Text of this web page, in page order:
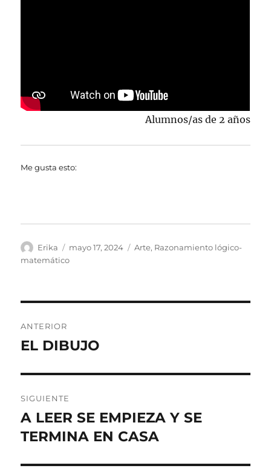
Alumnos/as de 2 años
Me gusta esto:
Autor
Erika
Publicado
el
mayo 17, 2024 Categorías
Arte, Razonamiento lógico-
matemático
de
ANTERIOR
Entrada
EL DIBUJO
SIGUIENTE
Entrada
siguiente:
A LEER SE EMPIEZA Y SE
TERMINA EN CASA